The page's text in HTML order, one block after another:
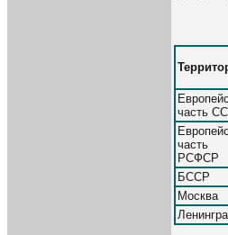
часть
часть
РСФСР
БССР
Москва